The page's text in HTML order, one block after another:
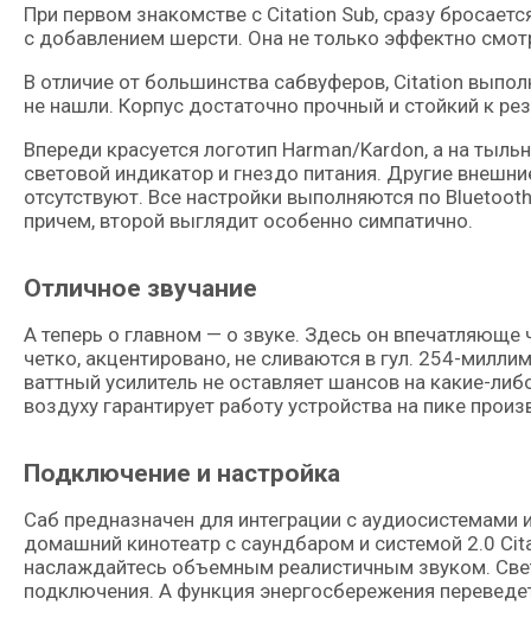
При первом знакомстве с Citation Sub, сразу
с добавлением шерсти. Она не только эффектно
В отличие от большинства сабвуферов, Citation
не нашли. Корпус достаточно прочный и стойкий к
Впереди красуется логотип Harman/Kardon, а на
световой индикатор и гнездо питания. Другие
отсутствуют. Все настройки выполняются по
причем, второй выглядит особенно симпатично.
Отличное звучание
А теперь о главном — о звуке. Здесь он
четко, акцентировано, не сливаются в гул. 254-
ваттный усилитель не оставляет шансов на какие-
воздуху гарантирует работу устройства на пике
Подключение и настройка
Саб предназначен для интеграции с
домашний кинотеатр с саундбаром и системой 2.0
наслаждайтесь объемным реалистичным звуком.
подключения. А функция энергосбережения